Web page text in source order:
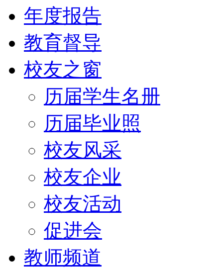
年度报告
教育督导
校友之窗
历届学生名册
历届毕业照
校友风采
校友企业
校友活动
促进会
教师频道